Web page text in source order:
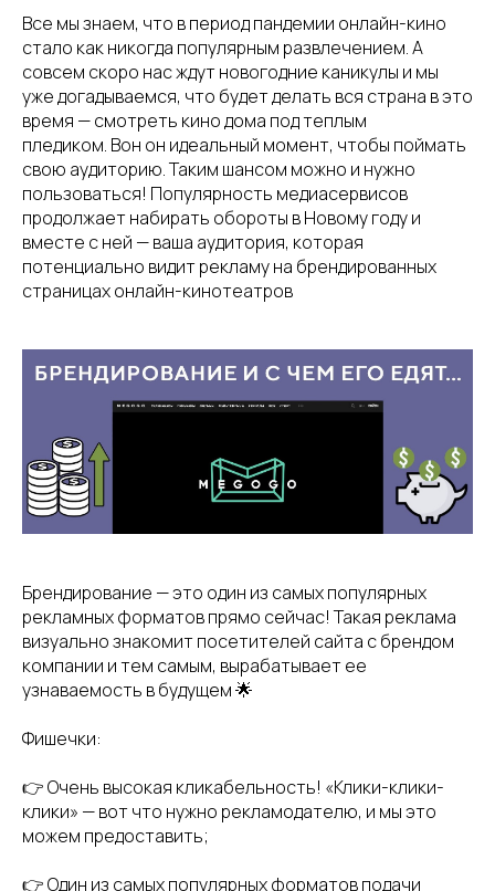
Все мы знаем, что в период пандемии онлайн-кино
стало как никогда популярным развлечением. А
совсем скоро нас ждут новогодние каникулы и мы
уже догадываемся, что будет делать вся страна в это
время — смотреть кино дома под теплым
пледиком. Вон он идеальный момент, чтобы поймать
свою аудиторию. Таким шансом можно и нужно
пользоваться! Популярность медиасервисов
продолжает набирать обороты в Новому году и
вместе с ней — ваша аудитория, которая
потенциально видит рекламу на брендированных
страницах онлайн-кинотеатров
Брендирование — это один из самых популярных
рекламных форматов прямо сейчас! Такая реклама
визуально знакомит посетителей сайта с брендом
компании и тем самым, вырабатывает ее
узнаваемость в будущем 🌟
Фишечки:
👉 Очень высокая кликабельность! «Клики-клики-
клики» — вот что нужно рекламодателю, и мы это
можем предоставить;
👉 Один из самых популярных форматов подачи